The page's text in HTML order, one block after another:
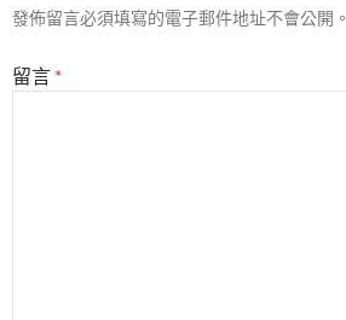
發佈留言必須填寫的電子郵件地址不會公開。
留言 *